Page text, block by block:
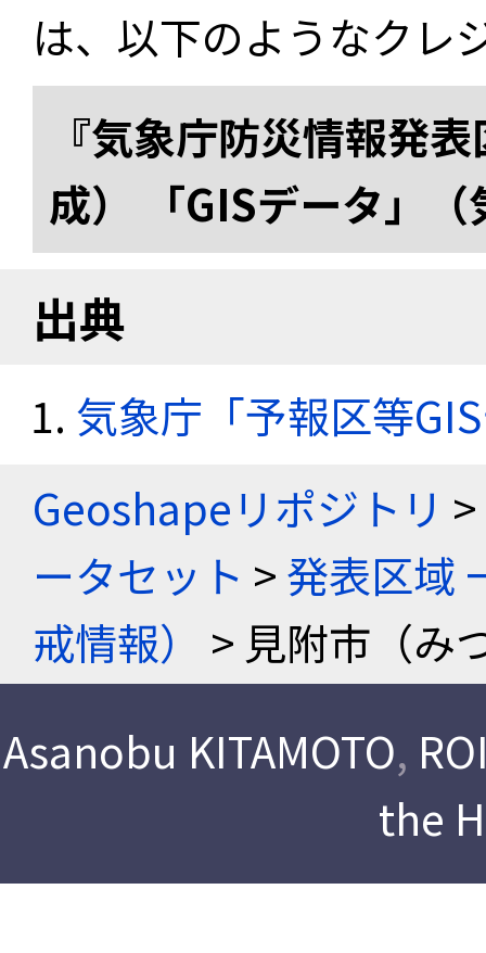
は、以下のようなクレ
『気象庁防災情報発
成） 「GISデータ」
出典
気象庁「予報区等
Geoshapeリポジトリ >
ータセット >発表区域
戒情報）
> 見附市（み
Asanobu KITAMOTO,
the